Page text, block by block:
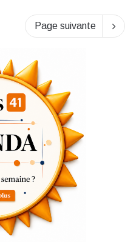
Page suivante